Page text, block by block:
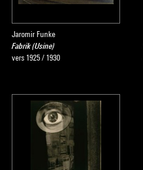
Jaromir Funke
Fabrik (Usine)
vers 1925 / 1930